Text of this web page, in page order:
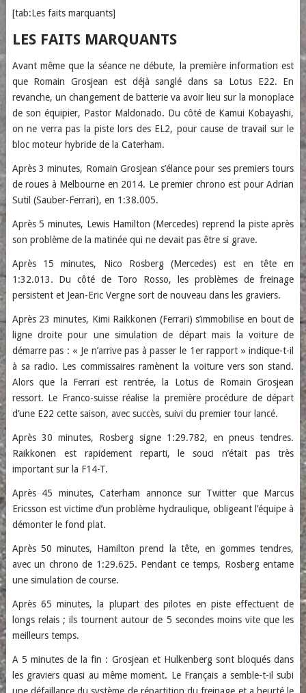
[tab:Les faits marquants]
LES FAITS MARQUANTS
Avant même que la séance ne débute, la première information est
que Romain Grosjean est déjà sanglé dans sa Lotus E22. En
revanche, un changement de batterie va avoir lieu sur la monoplace
de son équipier, Pastor Maldonado. Du côté de Kamui Kobayashi,
on ne verra pas la piste lors des EL2, pour cause de travail sur le
bloc moteur hybride de la Caterham.
Après 3 minutes, Romain Grosjean s’élance pour ses premiers tours
de roues à Melbourne en 2014. Le premier chrono est pour Adrian
Sutil (Sauber-Ferrari), en 1:38.005.
Après 5 minutes, Lewis Hamilton (Mercedes) reprend la piste après
son problème de la matinée qui ne devait pas être si grave.
Après 15 minutes, Nico Rosberg (Mercedes) est en tête en
1:32.013. Du côté de Toro Rosso, les problèmes de freinage
persistent et Jean-Eric Vergne sort de nouveau dans les graviers.
Après 23 minutes, Kimi Raikkonen (Ferrari) s’immobilise en bout de
ligne droite pour une simulation de départ mais la voiture de
démarre pas : « Je n’arrive pas à passer le 1er rapport » indique-t-il
à sa radio. Les commissaires ramènent la voiture vers son stand.
Alors que la Ferrari est rentrée, la Lotus de Romain Grosjean
ressort. Le Franco-suisse réalise la première procédure de départ
d’une E22 cette saison, avec succès, suivi du premier tour lancé.
Après 30 minutes, Rosberg signe 1:29.782, en pneus tendres.
Raikkonen est rapidement reparti, le souci n’était pas très
important sur la F14-T.
Après 45 minutes, Caterham annonce sur Twitter que Marcus
Ericsson est victime d’un problème hydraulique, obligeant l’équipe à
démonter le fond plat.
Après 50 minutes, Hamilton prend la tête, en gommes tendres,
avec un chrono de 1:29.625. Pendant ce temps, Rosberg entame
une simulation de course.
Après 65 minutes, la plupart des pilotes en piste effectuent de
longs relais ; ils tournent autour de 5 secondes moins vite que les
meilleurs temps.
A 5 minutes de la fin : Grosjean et Hulkenberg sont bloqués dans
les graviers quasi au même moment. Le Français a semble-t-il subi